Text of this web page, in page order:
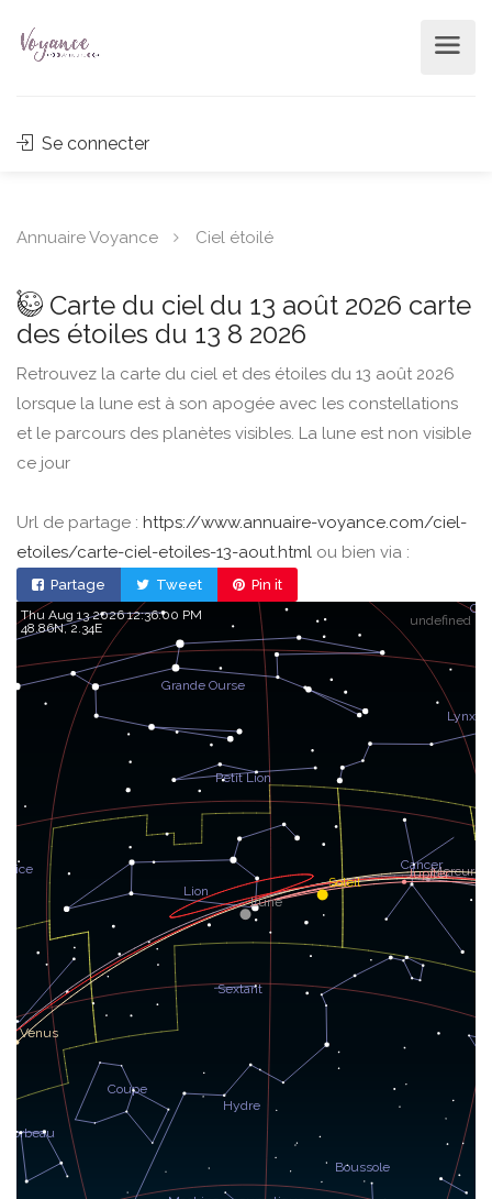
Se connecter
Annuaire Voyance Ciel étoilé
Carte du ciel du 13 août 2026 carte
des étoiles du 13 8 2026
Retrouvez la carte du ciel et des étoiles du 13 août 2026
lorsque la lune est à son apogée avec les constellations
et le parcours des planètes visibles. La lune est non visible
ce jour
Url de partage : https://www.annuaire-voyance.com/ciel-
etoiles/carte-ciel-etoiles-13-aout.html ou bien via :
Partage Tweet Pin it
undefined
Thu Aug 13 2026 12:36:00 PM
48.86, 2.34